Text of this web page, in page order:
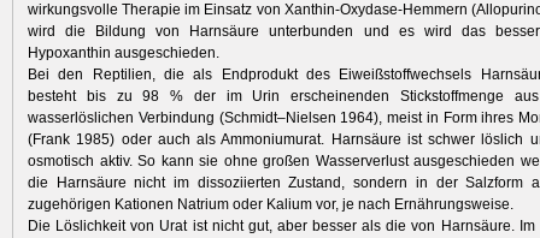
wirkungsvolle Therapie im Einsatz von Xanthin-Oxydase-Hemmern
wird die Bildung von Harnsäure unterbunden und es wird das besser
Hypoxanthin ausgeschieden.
Bei den Reptilien, die als Endprodukt des Eiweißstoffwechsels
besteht bis zu 98 % der im Urin erscheinenden Stickstoffmenge
wasserlöslichen Verbindung (Schmidt–Nielsen 1964), meist in Form ihres
(Frank 1985) oder auch als Ammoniumurat. Harnsäure ist schwer löslich
osmotisch aktiv. So kann sie ohne großen Wasserverlust ausgeschieden
die Harnsäure nicht im dissoziierten Zustand, sondern in der Salzform
zugehörigen Kationen Natrium oder Kalium vor, je nach Ernährungsweise.
Die Löslichkeit von Urat ist nicht gut, aber besser als die von Harnsäure.